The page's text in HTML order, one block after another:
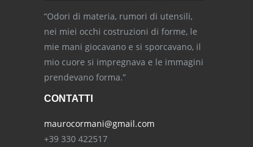
“Odori di materia, rumori di utensili,
nei miei occhi costruzioni di forme, le
mie mani giocavano e si sporcavano, il
mio cuore si impregnava e le immagini
prendevano forma.”
CONTATTI
maurocormani@gmail.com
+39 330 422517